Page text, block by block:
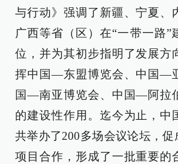
与行动》强调了新疆、宁夏、
广西等省（区）在“一带一路”
位，并为其初步指明了发展方
挥中国—东盟博览会、中国—
国—南亚博览会、中国—阿拉
的建设性作用。迄今为止，
共举办了200多场会议论坛，
项目合作，形成了一批重要的